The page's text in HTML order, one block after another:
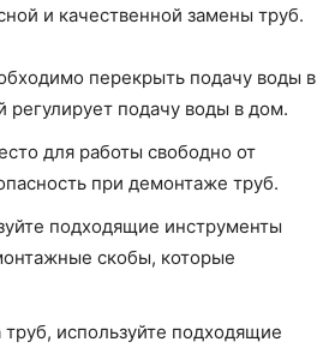
и качественной замены труб.
перекрыть подачу воды в
регулирует подачу воды в дом.
для работы свободно от
при демонтаже труб.
подходящие инструменты
скобы, которые
используйте подходящие